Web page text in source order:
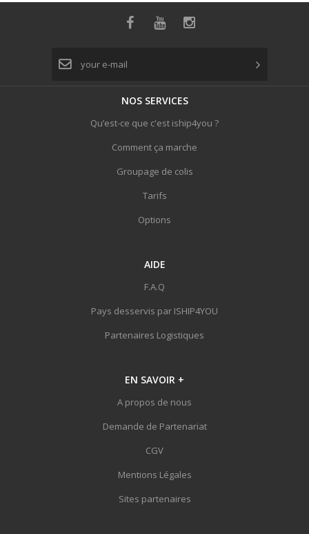
NOS SERVICES
Qu’est-ce que c'est iship4you ?
Comment ça marche
Groupage de colis
Tarifs
Options
AIDE
F.A.Q
Pays desservis par ISHIP4YOU
Partenaires Logistiques
EN SAVOIR +
A propos de nous
Demande de Partenariat
CGV
Mentions Légales
Sites partenaires